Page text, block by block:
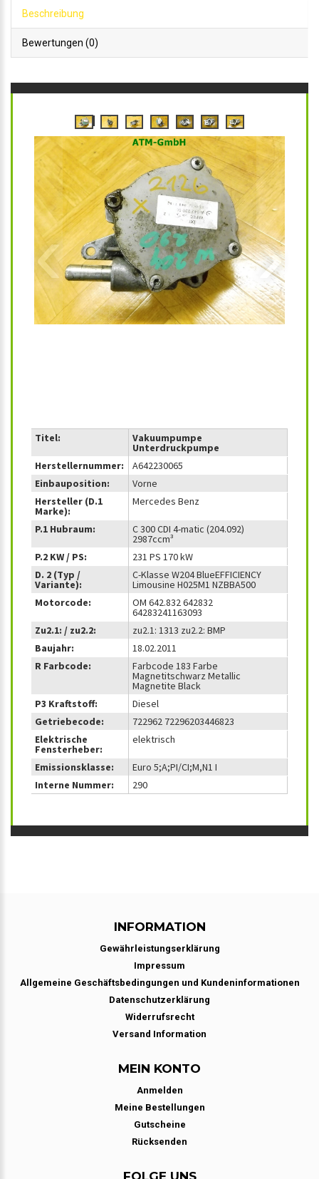
Beschreibung
Bewertungen (0)
‹ ›
Titel: Vakuumpumpe
Unterdruckpumpe
Herstellernummer:
A642230065
Einbauposition:
Vorne
Hersteller (D.1
Marke):
Mercedes Benz
P.1 Hubraum: C 300 CDI 4-matic (204.092)
2987ccm³
P.2 KW / PS:
231 PS 170 kW
D. 2 (Typ /
Variante):
C-Klasse W204 BlueEFFICIENCY
Limousine H025M1 NZBBA500
Motorcode:
OM 642.832 642832
64283241163093
Zu2.1: / zu2.2:
zu2.1: 1313 zu2.2: BMP
Baujahr:
18.02.2011
R Farbcode:
Farbcode 183 Farbe
Magnetitschwarz Metallic
Magnetite Black
P3 Kraftstoff:
Diesel
Getriebecode:
722962 72296203446823
Elektrische
Fensterheber:
elektrisch
Emissionsklasse:
Euro 5;A;PI/CI;M,N1 I
Interne Nummer:
290
INFORMATION
Gewährleistungserklärung
Impressum
Allgemeine Geschäftsbedingungen und Kundeninformationen
Datenschutzerklärung
Widerrufsrecht
Versand Information
MEIN KONTO
Anmelden
Meine Bestellungen
Gutscheine
Rücksenden
FOLGE UNS